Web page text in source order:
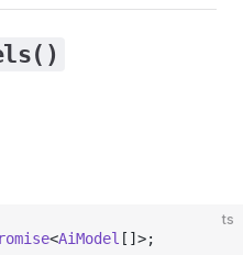
ts
<AiModel []>;